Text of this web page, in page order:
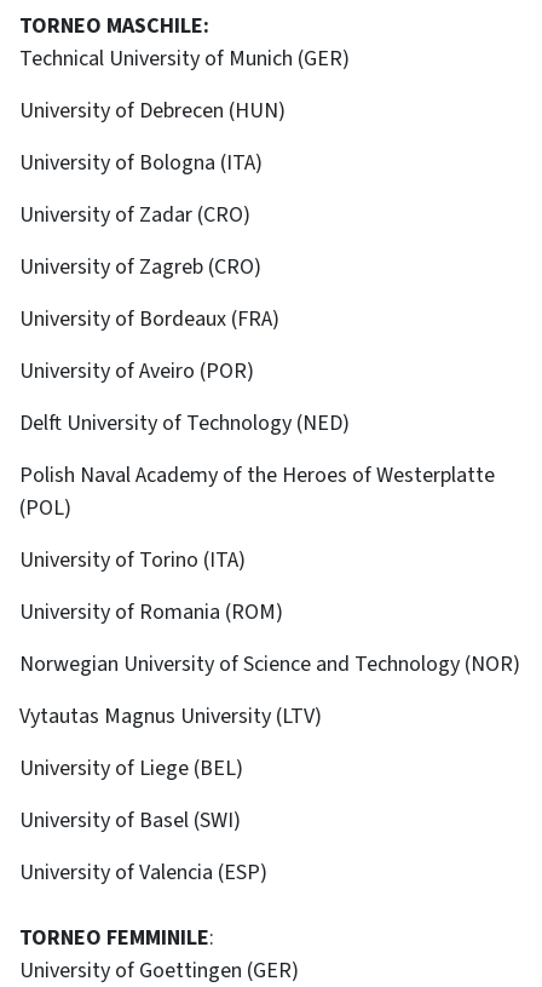
TORNEO MASCHILE:
Technical University of Munich (GER)
University of Debrecen (HUN)
University of Bologna (ITA)
University of Zadar (CRO)
University of Zagreb (CRO)
University of Bordeaux (FRA)
University of Aveiro (POR)
Delft University of Technology (NED)
Polish Naval Academy of the Heroes of Westerplatte
(POL)
University of Torino (ITA)
University of Romania (ROM)
Norwegian University of Science and Technology (NOR)
Vytautas Magnus University (LTV)
University of Liege (BEL)
University of Basel (SWI)
University of Valencia (ESP)
TORNEO FEMMINILE:
University of Goettingen (GER)